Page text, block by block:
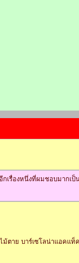
เรื่องหนึ่งที่ผมชอบมากเ
ตาย บาร์เซโลน่าแอคแท็